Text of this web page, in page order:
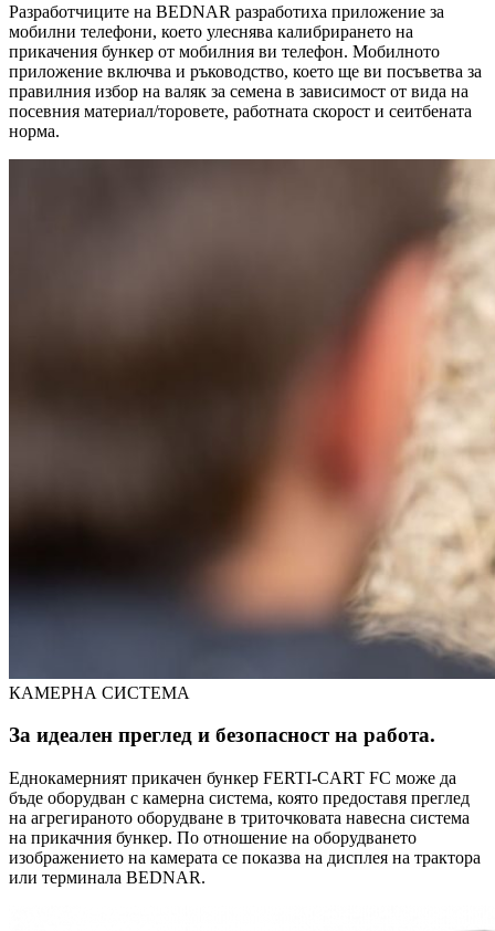
Разработчиците на BEDNAR разработиха приложение за
мобилни телефони, което улеснява калибрирането на
прикачения бункер от мобилния ви телефон. Мобилното
приложение включва и ръководство, което ще ви посъветва за
правилния избор на валяк за семена в зависимост от вида на
посевния материал/торовете, работната скорост и сеитбената
норма.
КАМЕРНА СИСТЕМА
За идеален преглед и безопасност на работа.
Еднокамерният прикачен бункер FERTI-CART FC може да
бъде оборудван с камерна система, която предоставя преглед
на агрегираното оборудване в триточковата навесна система
на прикачния бункер. По отношение на оборудването
изображението на камерата се показва на дисплея на трактора
или терминала BEDNAR.